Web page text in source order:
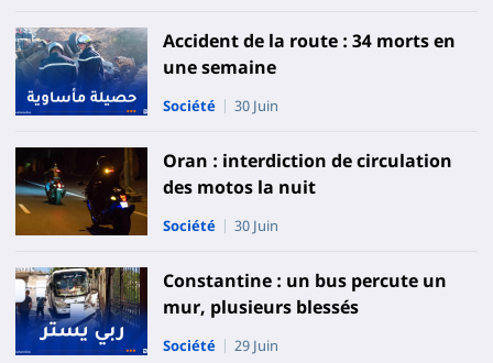
Accident de la route : 34 morts en
une semaine
Société 30 Juin
Oran : interdiction de circulation
des motos la nuit
Société 30 Juin
Constantine : un bus percute un
mur, plusieurs blessés
Société 29 Juin